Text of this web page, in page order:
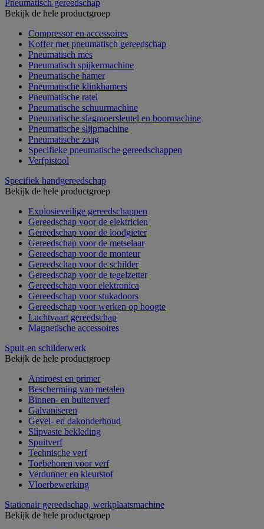
Pneumatisch gereedschap
Bekijk de hele productgroep
Compressor en accessoires
Koffer met pneumatisch gereedschap
Pneumatisch mes
Pneumatisch spijkermachine
Pneumatische hamer
Pneumatische klinkhamers
Pneumatische ratel
Pneumatische schuurmachine
Pneumatische slagmoersleutel en boormachine
Pneumatische slijpmachine
Pneumatische zaag
Specifieke pneumatische gereedschappen
Verfpistool
Specifiek handgereedschap
Bekijk de hele productgroep
Explosieveilige gereedschappen
Gereedschap voor de elektricien
Gereedschap voor de loodgieter
Gereedschap voor de metselaar
Gereedschap voor de monteur
Gereedschap voor de schilder
Gereedschap voor de tegelzetter
Gereedschap voor elektronica
Gereedschap voor stukadoors
Gereedschap voor werken op hoogte
Luchtvaart gereedschap
Magnetische accessoires
Spuit-en schilderwerk
Bekijk de hele productgroep
Antiroest en primer
Bescherming van metalen
Binnen- en buitenverf
Galvaniseren
Gevel- en dakonderhoud
Slipvaste bekleding
Spuitverf
Technische verf
Toebehoren voor verf
Verdunner en kleurstof
Vloerbewerking
Stationair gereedschap, werkplaatsmachine
Bekijk de hele productgroep